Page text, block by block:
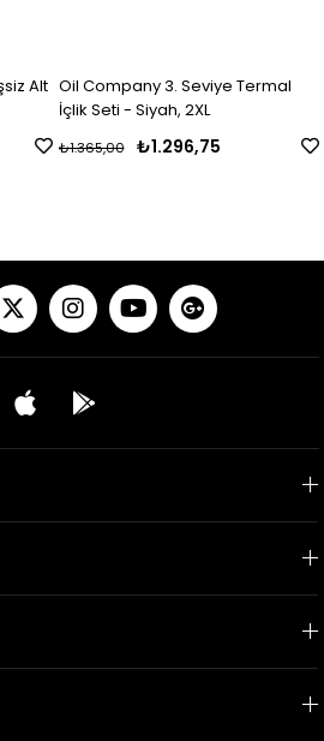
3. Seviye Termal
2XL
₺1.296,75
Oil Company 3.
İçlik Seti - Siyah,
₺1.365,00